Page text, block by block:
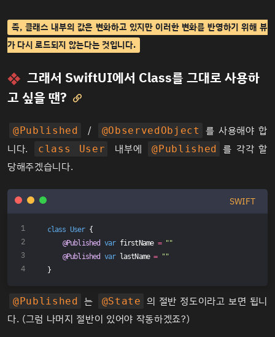
즉, 클래스 내부의 값은 변화하고 있지만 이러한 변화를 반영하기 위해 뷰
가 다시 로드되지 않는다는 것입니다.
그래서 SwiftUI에서 Class를 그대로 사용하
고 싶을 땐? 
@Published / @ObservedObject
를 사용해야 합
니다.
class User 내부에 @Published
를 각각 할
당해주겠습니다.
SWIFT
class User {
@Published var firstName = ""
@Published var lastName =
""
}
@Published 는 @State 의 절반 정도이라고 보면 됩니
다. (그럼 나머지 절반이 있어야 작동하겠죠?)